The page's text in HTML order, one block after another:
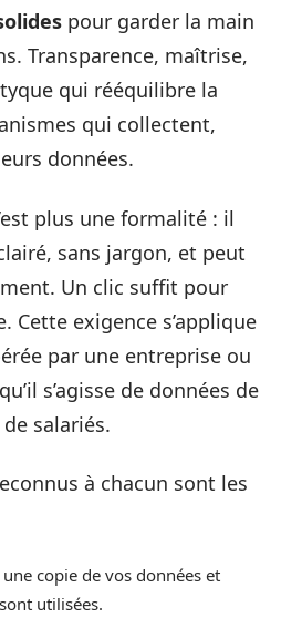
pour garder la main
Transparence, maîtrise,
qui rééquilibre la
qui collectent,
données.
plus une formalité : il
sans jargon, et peut
Un clic suffit pour
Cette exigence s’applique
par une entreprise ou
s’agisse de données de
salariés.
à chacun sont les
copie de vos données et
utilisées.